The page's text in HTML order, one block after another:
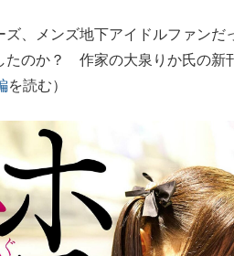
、メンズ地下アイドルファンだ
たのか？ 作家の大泉りか氏の新
を読む）